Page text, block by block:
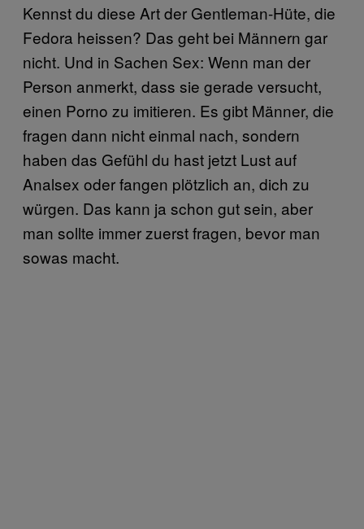
Kennst du diese Art der Gentleman-Hüte, die
Fedora heissen? Das geht bei Männern gar
nicht. Und in Sachen Sex: Wenn man der
Person anmerkt, dass sie gerade versucht,
einen Porno zu imitieren. Es gibt Männer, die
fragen dann nicht einmal nach, sondern
haben das Gefühl du hast jetzt Lust auf
Analsex oder fangen plötzlich an, dich zu
würgen. Das kann ja schon gut sein, aber
man sollte immer zuerst fragen, bevor man
sowas macht.